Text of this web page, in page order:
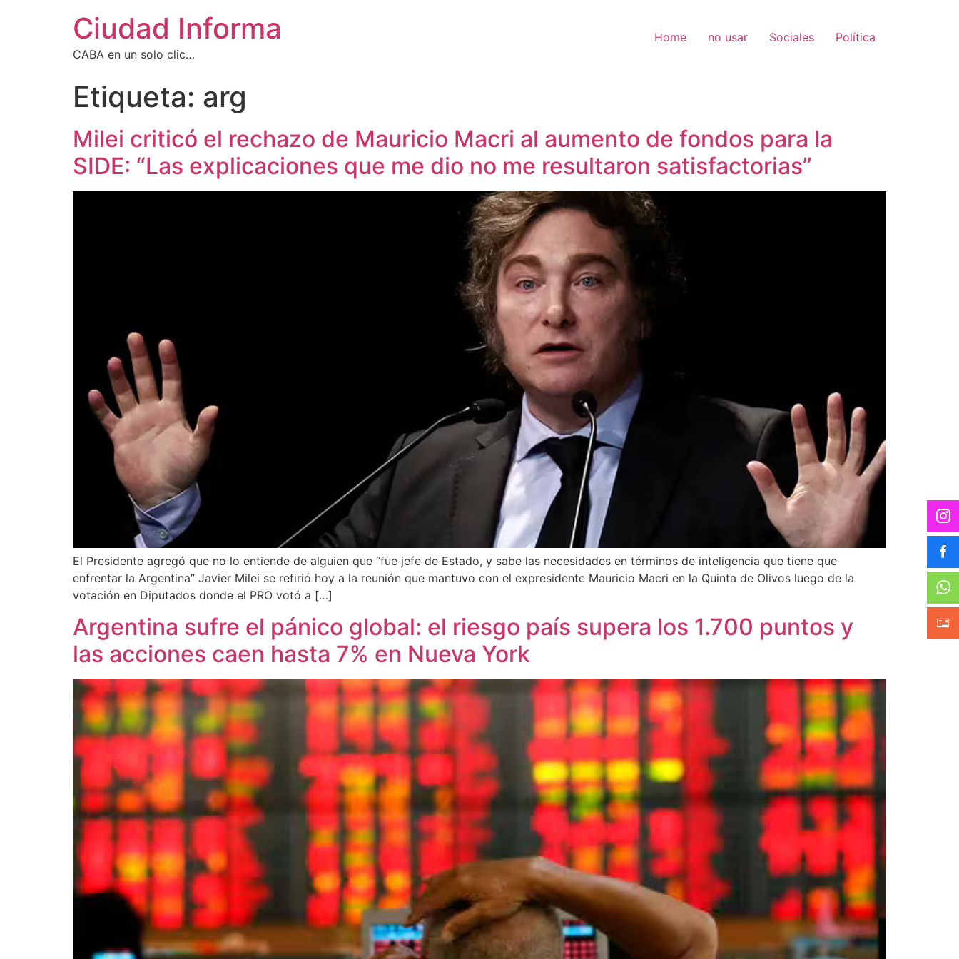
Ciudad Informa
CABA en un solo clic…
Home no usar Sociales Política
Etiqueta: arg
Milei criticó el rechazo de Mauricio Macri al aumento de fondos para la
SIDE: “Las explicaciones que me dio no me resultaron satisfactorias”
El Presidente agregó que no lo entiende de alguien que “fue jefe de Estado, y sabe las necesidades en términos de inteligencia que tiene que
enfrentar la Argentina” Javier Milei se refirió hoy a la reunión que mantuvo con el expresidente Mauricio Macri en la Quinta de Olivos luego de la
votación en Diputados donde el PRO votó a […]
Argentina sufre el pánico global: el riesgo país supera los 1.700 puntos y
las acciones caen hasta 7% en Nueva York